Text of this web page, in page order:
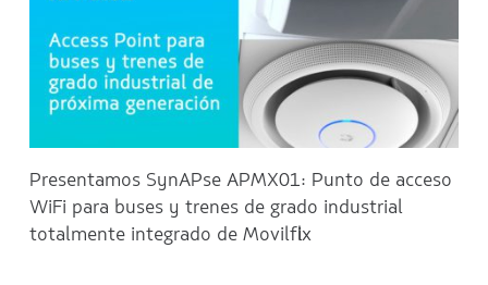
Presentamos SynAPse APMX01: Punto de acceso
WiFi para buses y trenes de grado industrial
totalmente integrado de Movilflix